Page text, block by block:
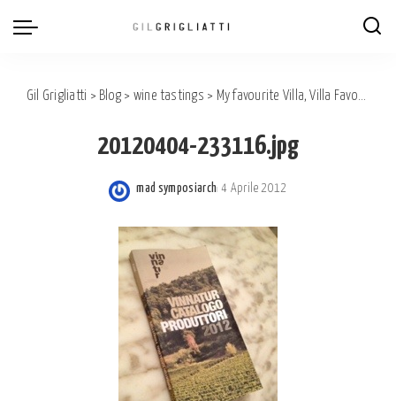
Gil Grigliatti > Blog > wine tastings > My favourite Villa, Villa Favorita 2012
20120404-233116.jpg
Posted
mad symposiarch 4 Aprile 2012